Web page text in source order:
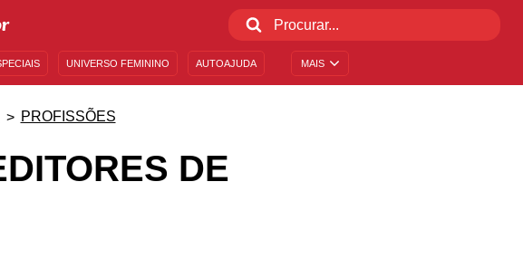
MAIS
UNIVERSO FEMININO AUTOAJUDA
PROFISSÕES
DE